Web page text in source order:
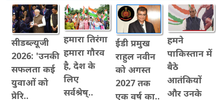
सीडब्ल्यूजी
2026: 'उनकी
सफलता कई
युवाओं को
प्रेरि..
हमारा तिरंगा
हमारा गौरव
है, देश के
लिए
सर्वश्रेष्..
ईडी प्रमुख
राहुल नवीन
को अगस्त
2027 तक
एक वर्ष का..
हमने
पाकिस्तान में
बैठे
आतंकियों
और उनके